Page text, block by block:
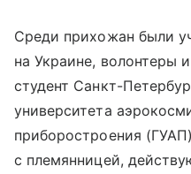
Среди прихожан были
на Украине, волонтеры
студент Санкт-
университета
приборостроения
с племянницей,